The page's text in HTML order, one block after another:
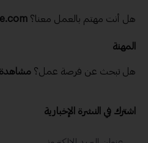
هل أنت مهتم بالعمل معنا؟
المهنة
هل تبحث عن فرصة عمل؟ مشاهدة
اشترك في النشرة الإخبارية